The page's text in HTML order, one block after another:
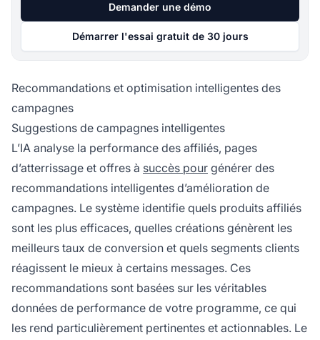
Demander une démo
Démarrer l'essai gratuit de 30 jours
Recommandations et optimisation intelligentes des
campagnes
Suggestions de campagnes intelligentes
L’IA analyse la performance des affiliés, pages
d’atterrissage et offres à succès pour générer des
recommandations intelligentes d’amélioration de
campagnes. Le système identifie quels produits affiliés
sont les plus efficaces, quelles créations génèrent les
meilleurs taux de conversion et quels segments clients
réagissent le mieux à certains messages. Ces
recommandations sont basées sur les véritables
données de performance de votre programme, ce qui
les rend particulièrement pertinentes et actionnables. Le